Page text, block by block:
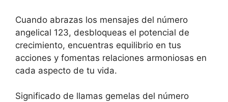
Cuando abrazas los mensajes del número
angelical 123, desbloqueas el potencial de
crecimiento, encuentras equilibrio en tus
acciones y fomentas relaciones armoniosas en
cada aspecto de tu vida.
Significado de llamas gemelas del número